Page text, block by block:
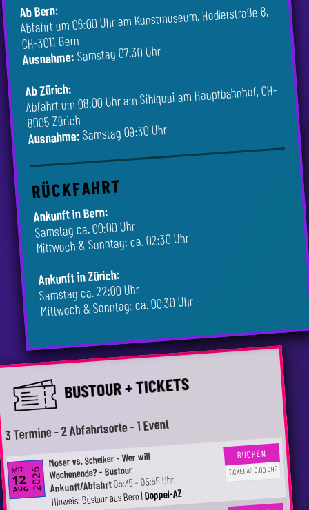
Ab Bern:
Abfahrt um 06:00 Uhr am Kunstmuseum, Hodlerstraße 8,
CH-3011 Bern
Ausnahme:Samstag 07:30 Uhr
Ab Zürich:
Abfahrt um 08:00 Uhr am Sihlquai am Hauptbahnhof, CH-
8005 Zürich
Ausnahme:Samstag 09:30 Uhr
RÜCKFAHRT
Ankunft in Bern:
Samstag ca. 00:00 Uhr
Mittwoch & Sonntag: ca. 02:30 Uhr
Ankunft in Zürich:
Samstag ca. 22:00 Uhr
Mittwoch & Sonntag: ca. 00:30 Uhr
BUSTOUR + TICKETS
3 Termine - 2 Abfahrtsorte - 1 Event
12
MIT 2026
AUG
Moser vs. Schelker - Wer will
Wochenende? - Bustour
Ankunft/Abfahrt05:35 - 05:55 Uhr
Hinweis: Bustour aus Bern |Doppel-AZ
BUCHEN
TICKET AB 0,00 CHF